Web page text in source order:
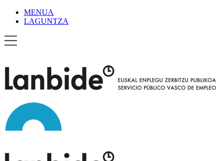
MENUA
LAGUNTZA